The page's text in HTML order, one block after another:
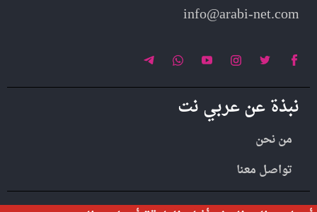
info@arabi-net.com
نبذة عن عربي نت
من نحن
تواصل معنا